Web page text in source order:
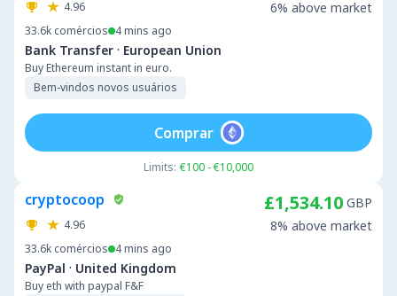
4.96
33.6k comércios 4 mins ago
Bank Transfer · European Union
Buy Ethereum instant in euro.
Bem-vindos novos usuários
6% above market
Limits: €100 - €10,000
Comprar
cryptocoop
4.96
33.6k comércios 4 mins ago
PayPal · United Kingdom
Buy eth with paypal F&F
£1,534.10 GBP
8% above market